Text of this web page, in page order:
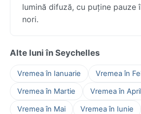
lumină difuză, cu puține pauze
nori.
Alte luni în Seychelles
Vremea în Ianuarie
Vremea în
Vremea în Martie
Vremea în
Vremea în Mai
Vremea în Iunie